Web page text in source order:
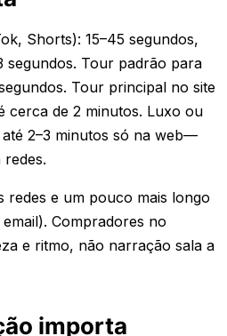
Shorts): 15–45 segundos,
segundos. Tour padrão para
Tour principal no site
cerca de 2 minutos. Luxo ou
2–3 minutos só na web—
redes e um pouco mais longo
Compradores no
e ritmo, não narração sala a
importa